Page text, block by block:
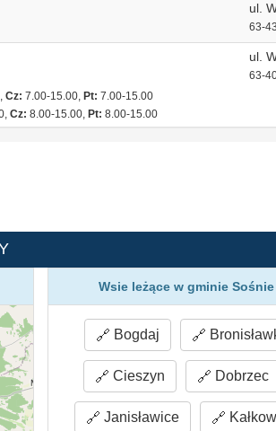
ul.
63-
Cz: 7.00-15.00, Pt: 7.00-15.00
Cz: 8.00-15.00, Pt: 8.00-15.00
ul.
63-
Wsie leżące w gminie Sośnie
Bogdaj
Cieszyn Dobrzec
Janisławice